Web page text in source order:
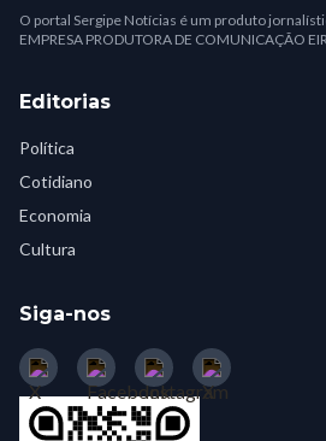
O portal Sergipe Notícias é um produto
EMPRESA PRODUTORA DE COMUNICAÇÃO
Editorias
Política
Cotidiano
Economia
Cultura
Siga-nos